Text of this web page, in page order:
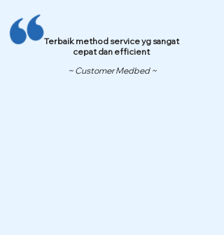
Terbaik method service yg sangat
cepat dan efficient
~ Customer Medbed ~